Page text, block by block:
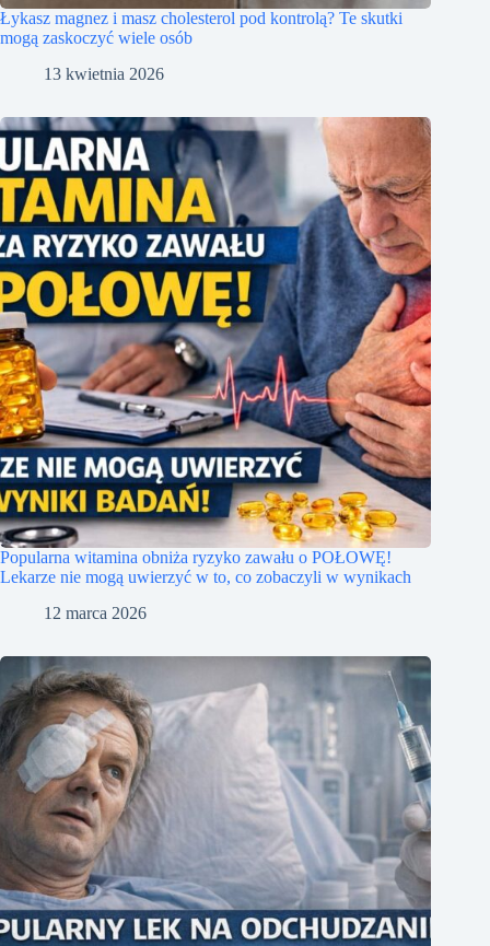
Łykasz magnez i masz cholesterol pod kontrolą? Te skutki
mogą zaskoczyć wiele osób
13 kwietnia 2026
Popularna witamina obniża ryzyko zawału o POŁOWĘ!
Lekarze nie mogą uwierzyć w to, co zobaczyli w wynikach
12 marca 2026